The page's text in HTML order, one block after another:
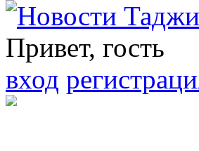
Привет, гость
вход